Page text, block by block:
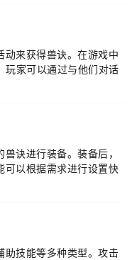
动来获得兽诀。在游戏中
玩家可以通过与他们对话
诀进行装备。装备后，
可以根据需求进行设置快
助技能等多种类型。攻击